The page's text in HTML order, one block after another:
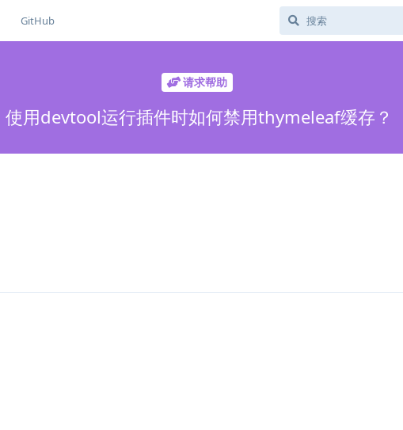
GitHub
请求帮助
使用devtool运行插件时如何禁用thymeleaf缓存？